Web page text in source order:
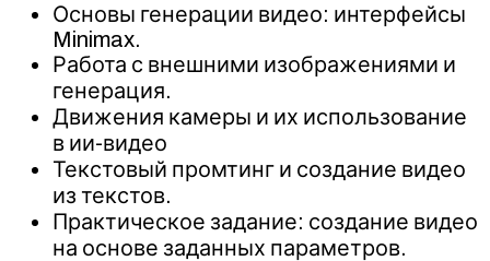
Основы генерации видео: интерфейсы
Minimax.
Работа с внешними изображениями и
генерация.
Движения камеры и их использование
в ии-видео
Текстовый промтинг и создание видео
из текстов.
Практическое задание: создание видео
на основе заданных параметров.